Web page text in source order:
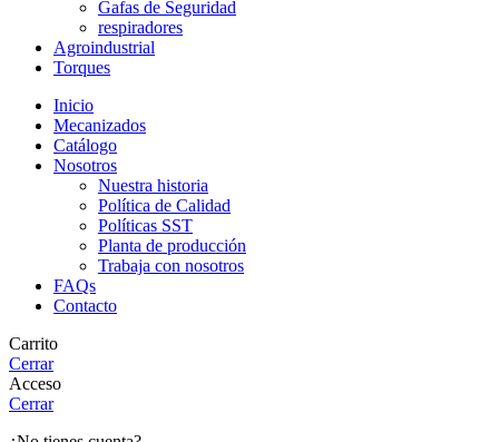
Gafas de Seguridad
respiradores
Agroindustrial
Torques
Inicio
Mecanizados
Catálogo
Nosotros
Nuestra historia
Política de Calidad
Políticas SST
Planta de producción
Trabaja con nosotros
FAQs
Contacto
Carrito
Cerrar
Acceso
Cerrar